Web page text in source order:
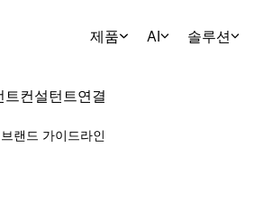
제품 AI 솔루션
트컨설턴트연결
브랜드 가이드라인